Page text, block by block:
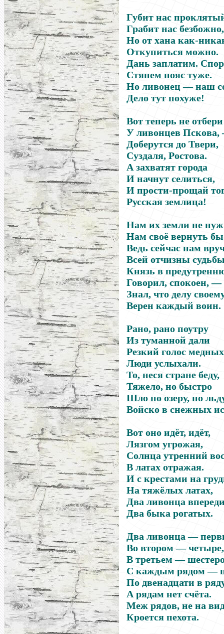
Губит нас
Грабит нас безбожно,
Но от хана как-
Откупиться можно.
Дань заплатим.
Стянем пояс туже.
Но ливонец — наш
Дело тут похуже!
Вот теперь не отбери
У ливонцев
Доберутся до Твери,
Суздаля, Ростова.
А захватят города
И начнут селиться,
И прости-прощай
Русская землица!
Нам их земли не
Нам своё вернуть
Ведь сейчас нам
Всей отчизны
Князь в
Говорил, спокоен, —
Знал, что делу
Верен каждый воин.
Рано, рано поутру
Из туманной дали
Резкий голос
Люди услыхали.
То, неся стране беду,
Тяжело, но быстро
Шло по озеру, по
Войско в снежных
Вот оно идёт, идёт,
Лязгом угрожая,
Солнца утренний
В латах отражая.
И с крестами на
На тяжёлых латах,
Два ливонца
Два быка рогатых.
Два ливонца —
Во втором — четыре,
В третьем — шестеро
С каждым рядом —
По двенадцати в
А рядам нет счёта.
Меж рядов, не на
Кроется пехота.